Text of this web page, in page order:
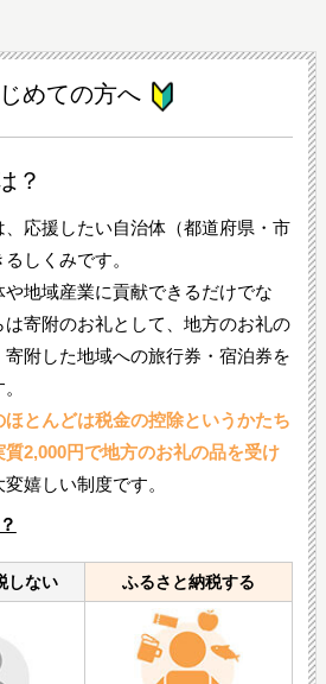
めての方へ
？
、応援したい自治体（都道府県・市
しくみです。
地域産業に貢献できるだけでな
は寄附のお礼として、地方のお礼の
附した地域への旅行券・宿泊券を
とんどは税金の控除というかたち
2,000円で地方のお礼の品を受け
変嬉しい制度です。
しない ふるさと納税する